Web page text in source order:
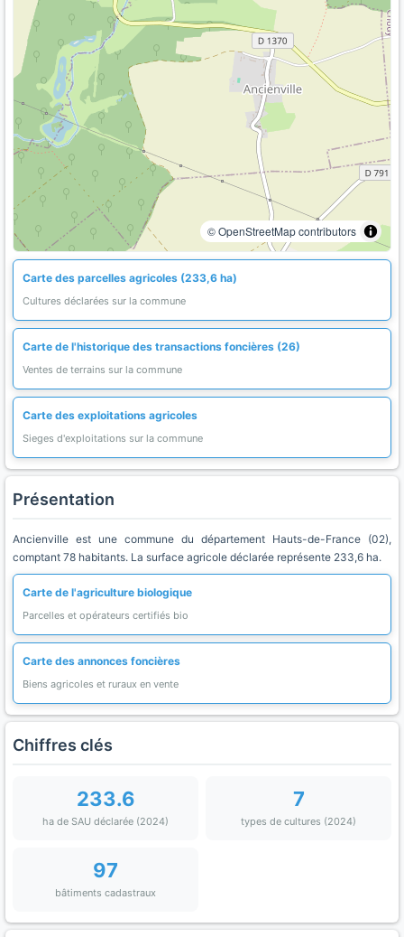
© OpenStreetMap contributors
Carte des parcelles agricoles (233,6 ha)
Cultures déclarées sur la commune
Carte de l'historique des transactions foncières (26)
Ventes de terrains sur la commune
Carte des exploitations agricoles
Sieges d'exploitations sur la commune
Présentation
Ancienville est une commune du département Hauts-de-France (02),
comptant 78 habitants. La surface agricole déclarée représente 233,6 ha.
Carte de l'agriculture biologique
Parcelles et opérateurs certifiés bio
Carte des annonces foncières
Biens agricoles et ruraux en vente
Chiffres clés
233.6
ha de SAU déclarée (2024)
7
types de cultures (2024)
97
bâtiments cadastraux